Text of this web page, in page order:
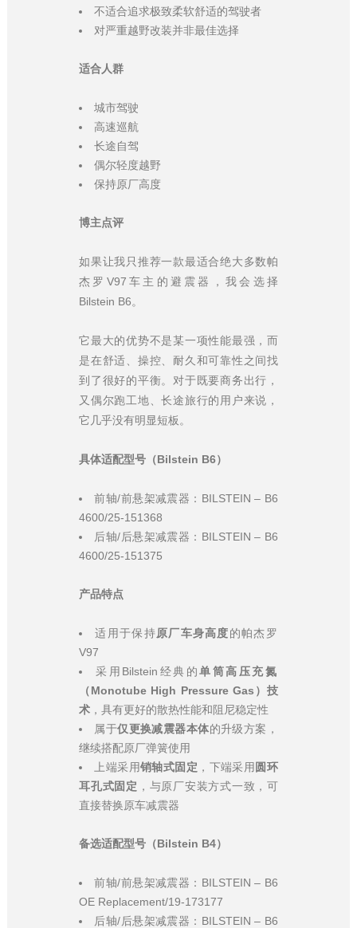
不适合追求极致柔软舒适的驾驶者
对严重越野改装并非最佳选择
适合人群
城市驾驶
高速巡航
长途自驾
偶尔轻度越野
保持原厂高度
博主点评
如果让我只推荐一款最适合绝大多数帕
杰罗V97车主的避震器，我会选择
Bilstein B6。
它最大的优势不是某一项性能最强，而
是在舒适、操控、耐久和可靠性之间找
到了很好的平衡。对于既要商务出行，
又偶尔跑工地、长途旅行的用户来说，
它几乎没有明显短板。
具体适配型号（Bilstein B6）
前轴/前悬架减震器：BILSTEIN – B6
4600/25-151368
后轴/后悬架减震器：BILSTEIN – B6
4600/25-151375
产品特点
适用于保持原厂车身高度的帕杰罗
V97
采用Bilstein经典的单筒高压充氮
（Monotube High Pressure Gas）技
术 ，具有更好的散热性能和阻尼稳定性
属于仅更换减震器本体的升级方案，
继续搭配原厂弹簧使用
上端采用销轴式固定 ，下端采用 圆环
耳孔式固定 ，与原厂安装方式一致，可
直接替换原车减震器
备选适配型号（Bilstein B4）
前轴/前悬架减震器：BILSTEIN – B6
OE Replacement/19-173177
后轴/后悬架减震器：BILSTEIN – B6